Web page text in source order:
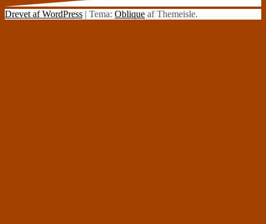
Drevet af WordPress | Tema: Oblique af Themeisle.